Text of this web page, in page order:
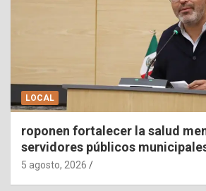
LOCAL
roponen fortalecer la salud
servidores públicos
5 agosto, 2026